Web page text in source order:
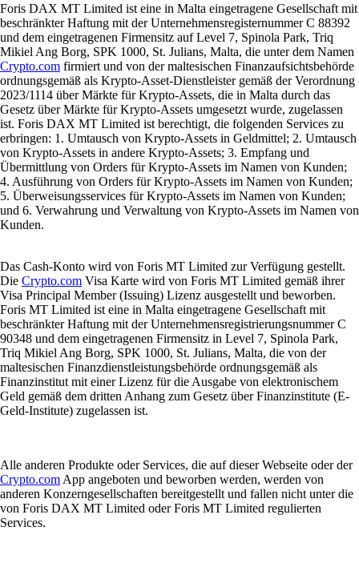
Foris DAX MT Limited ist eine in Malta eingetragene Gesellschaft mit
beschränkter Haftung mit der Unternehmensregisternummer C 88392
und dem eingetragenen Firmensitz auf Level 7, Spinola Park, Triq
Mikiel Ang Borg, SPK 1000, St. Julians, Malta, die unter dem Namen
Crypto.com firmiert und von der maltesischen Finanzaufsichtsbehörde
ordnungsgemäß als Krypto-Asset-Dienstleister gemäß der Verordnung
2023/1114 über Märkte für Krypto-Assets, die in Malta durch das
Gesetz über Märkte für Krypto-Assets umgesetzt wurde, zugelassen
ist. Foris DAX MT Limited ist berechtigt, die folgenden Services zu
erbringen: 1. Umtausch von Krypto-Assets in Geldmittel; 2. Umtausch
von Krypto-Assets in andere Krypto-Assets; 3. Empfang und
Übermittlung von Orders für Krypto-Assets im Namen von Kunden;
4. Ausführung von Orders für Krypto-Assets im Namen von Kunden;
5. Überweisungsservices für Krypto-Assets im Namen von Kunden;
und 6. Verwahrung und Verwaltung von Krypto-Assets im Namen von
Kunden.
Das Cash-Konto wird von Foris MT Limited zur Verfügung gestellt.
Die Crypto.com Visa Karte wird von Foris MT Limited gemäß ihrer
Visa Principal Member (Issuing) Lizenz ausgestellt und beworben.
Foris MT Limited ist eine in Malta eingetragene Gesellschaft mit
beschränkter Haftung mit der Unternehmensregistrierungsnummer C
90348 und dem eingetragenen Firmensitz in Level 7, Spinola Park,
Triq Mikiel Ang Borg, SPK 1000, St. Julians, Malta, die von der
maltesischen Finanzdienstleistungsbehörde ordnungsgemäß als
Finanzinstitut mit einer Lizenz für die Ausgabe von elektronischem
Geld gemäß dem dritten Anhang zum Gesetz über Finanzinstitute (E-
Geld-Institute) zugelassen ist.
Alle anderen Produkte oder Services, die auf dieser Webseite oder der
Crypto.com App angeboten und beworben werden, werden von
anderen Konzerngesellschaften bereitgestellt und fallen nicht unter die
von Foris DAX MT Limited oder Foris MT Limited regulierten
Services.